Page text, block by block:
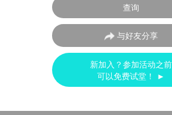
查询
与好友分享
新加入？参加活动之前
可以免费试堂！ ►